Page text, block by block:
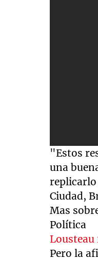
"Estos
una
replicarlo
Ciudad,
Mas
Política
Pero la